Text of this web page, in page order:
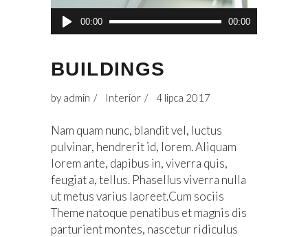
Odtwarzacz
plików
00:00 00:00
BUILDINGS
by admin Interior 4 lipca 2017
Nam quam nunc, blandit vel, luctus
pulvinar, hendrerit id, lorem. Aliquam
lorem ante, dapibus in, viverra quis,
feugiat a, tellus. Phasellus viverra nulla
ut metus varius laoreet.Cum sociis
Theme natoque penatibus et magnis dis
parturient montes, nascetur ridiculus